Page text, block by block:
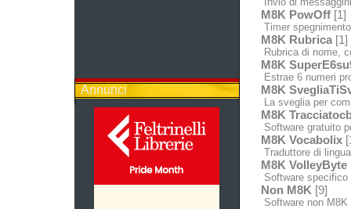
Annunci
M8K PowOff[1]
Timer
M8K Rubrica[1]
Rubrica di nome,
M8K
Estrae 6 numeri
M8K
La sveglia per
M8K
Software gratuito
M8K Vocabolix
Traduttore di
M8K VolleyByte
Software
Non M8K [9]
Software non M8K